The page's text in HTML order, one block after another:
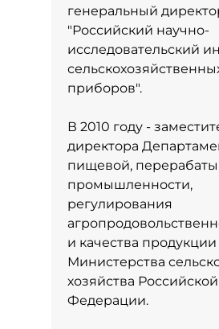
генеральный
"Российский научно-
исследовательский
приборов".
В 2010 году -
директора
пищевой,
промышленности,
регулирования
и качества продукции
Министерства
хозяйства Российской
Федерации.